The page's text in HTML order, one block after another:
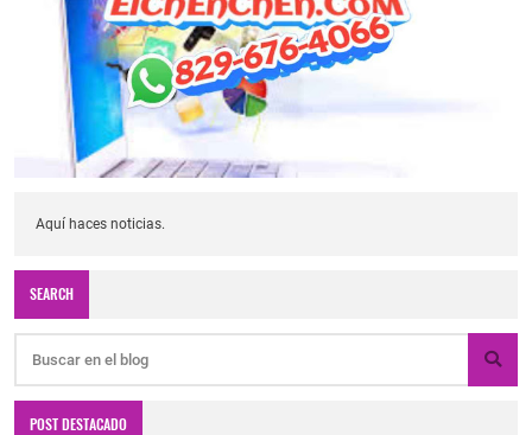
Aquí haces noticias.
SEARCH
POST DESTACADO